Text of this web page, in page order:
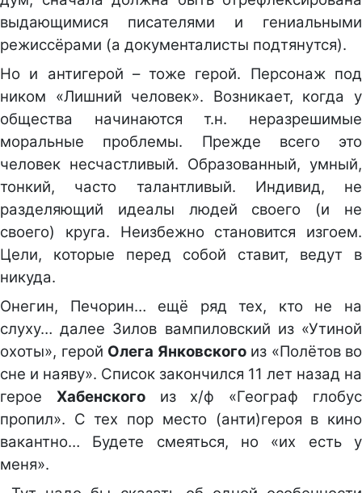
выдающимися писателями и гениальными
режиссёрами (а документалисты подтянутся).
Но и антигерой – тоже герой. Персонаж под
ником «Лишний человек». Возникает, когда у
общества начинаются т.н. неразрешимые
моральные проблемы. Прежде всего это
человек несчастливый. Образованный, умный,
тонкий, часто талантливый. Индивид, не
разделяющий идеалы людей своего (и не
своего) круга. Неизбежно становится изгоем.
Цели, которые перед собой ставит, ведут в
никуда.
Онегин, Печорин… ещё ряд тех, кто не на
слуху… далее Зилов вампиловский из «Утиной
охоты», герой Олега Янковскогоиз «Полётов во
сне и наяву». Список закончился 11 лет назад на
герое Хабенскогоиз х/ф «Географ глобус
пропил». С тех пор место (анти)героя в кино
вакантно… Будете смеяться, но «их есть у
меня».